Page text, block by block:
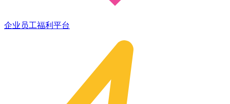
企业员工福利平台